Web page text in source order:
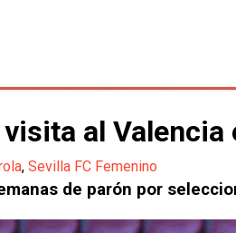
al
, Sevilla FC Femenino
de parón por